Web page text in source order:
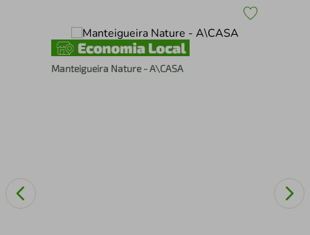
Manteigueira Nature - A\CASA